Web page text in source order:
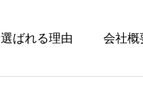
選ばれる理由 会社概